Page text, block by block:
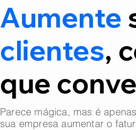
Aumente
clientes,
que
Parece mágica, mas é
sua empresa aumentar o